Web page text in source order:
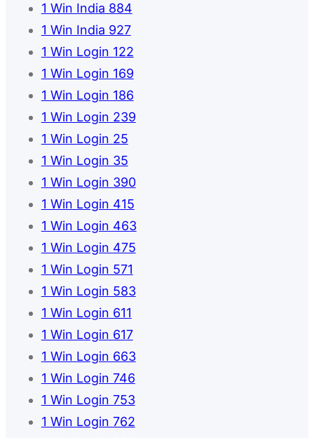
1 Win India 884
1 Win India 927
1 Win Login 122
1 Win Login 169
1 Win Login 186
1 Win Login 239
1 Win Login 25
1 Win Login 35
1 Win Login 390
1 Win Login 415
1 Win Login 463
1 Win Login 475
1 Win Login 571
1 Win Login 583
1 Win Login 611
1 Win Login 617
1 Win Login 663
1 Win Login 746
1 Win Login 753
1 Win Login 762